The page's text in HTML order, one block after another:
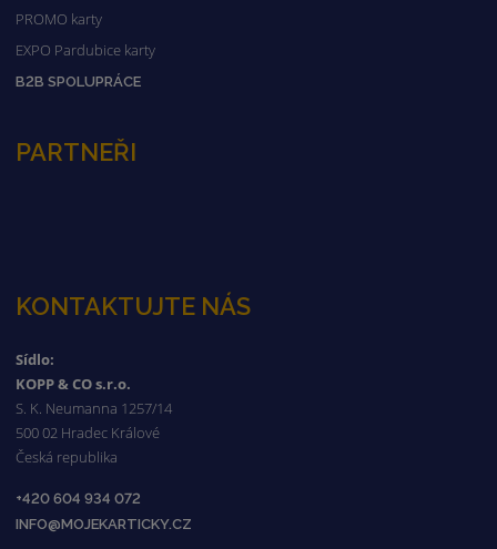
PROMO karty
EXPO Pardubice karty
B2B SPOLUPRÁCE
PARTNEŘI
KONTAKTUJTE NÁS
Sídlo:
KOPP & CO s.r.o.
S. K. Neumanna 1257/14
500 02 Hradec Králové
Česká republika
+420 604 934 072
INFO@MOJEKARTICKY.CZ